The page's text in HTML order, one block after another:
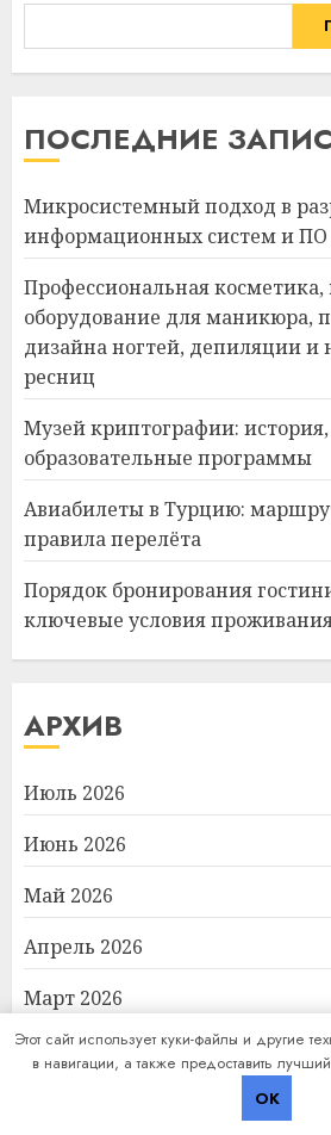
ПОСЛЕДНИЕ
Микросистемный подход в
информационных систем и ПО
Профессиональная
оборудование для маникюра,
дизайна ногтей, депиляции и
ресниц
Музей криптографии:
образовательные программы
Авиабилеты в Турцию:
правила перелёта
Порядок бронирования
ключевые условия
АРХИВ
Июль 2026
Июнь 2026
Май 2026
Апрель 2026
Март 2026
Февраль 2026
Этот сайт использует куки-файлы и другие
в навигации, а также предоставить
OK